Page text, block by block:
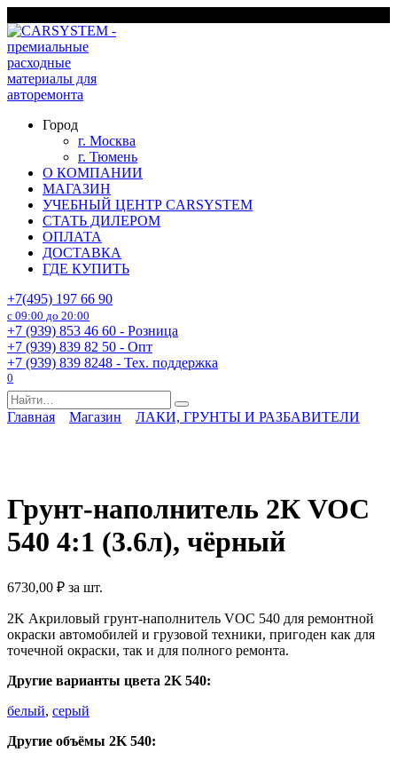
к
содержанию
Город
г. Москва
г. Тюмень
О КОМПАНИИ
МАГАЗИН
УЧЕБНЫЙ ЦЕНТР CARSYSTEM
СТАТЬ ДИЛЕРОМ
ОПЛАТА
ДОСТАВКА
ГДЕ КУПИТЬ
+7(495) 197 66 90
с 09:00 до 20:00
+7 (939) 853 46 60 - Розница
+7 (939) 839 82 50 - Опт
+7 (939) 839 8248 - Тех. поддержка
0
Search
for:
Главная Магазин ЛАКИ, ГРУНТЫ И РАЗБАВИТЕЛИ
Грунт-наполнитель 2К VOC
540 4:1 (3.6л), чёрный
6730,00 ₽ за шт.
2K Акриловый грунт-наполнитель VOC 540 для ремонтной
окраски автомобилей и грузовой техники, пригоден как для
точечной окраски, так и для полного ремонта.
Другие варианты цвета 2K 540:
белый, серый
Другие объёмы 2K 540: